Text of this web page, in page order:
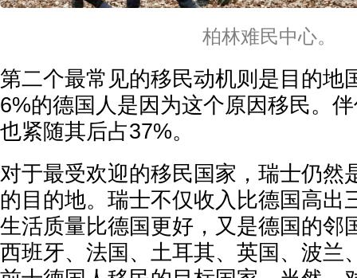
柏林难民中心。
第二个最常见的移民动机则是目的地
6%的德国人是因为这个原因移民。
也紧随其后占37%。
对于最受欢迎的移民国家，瑞士仍然
的目的地。瑞士不仅收入比德国高出
生活质量比德国更好，又是德国的邻
西班牙、法国、土耳其、英国、波兰